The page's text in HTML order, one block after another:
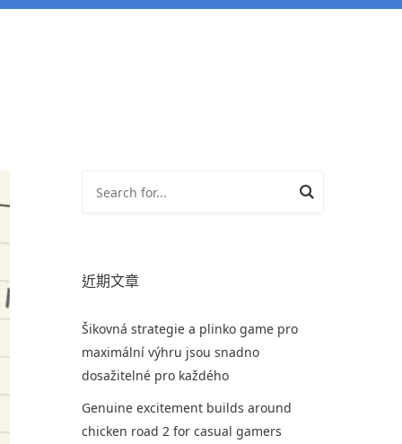
近期文章
Šikovná strategie a plinko game pro
maximální výhru jsou snadno
dosažitelné pro každého
Genuine excitement builds around
chicken road 2 for casual gamers